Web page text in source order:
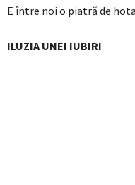
E între noi o piatră de
ILUZIA UNEI IUBIRI